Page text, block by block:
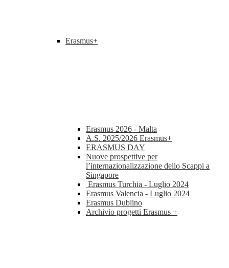
Erasmus+
Erasmus 2026 - Malta
A.S. 2025/2026 Erasmus+
ERASMUS DAY
Nuove prospettive per
l’internazionalizzazione dello Scappi a
Singapore
Erasmus Turchia - Luglio 2024
Erasmus Valencia - Luglio 2024
Erasmus Dublino
Archivio progetti Erasmus +